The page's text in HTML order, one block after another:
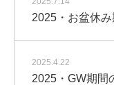
2025・お盆休
2025.4.22
2025・GW期間